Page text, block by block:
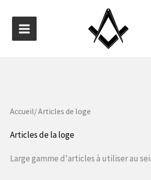
contenu
Accueil/ Articles de loge
Articles de la loge
Large gamme d'articles à utiliser au